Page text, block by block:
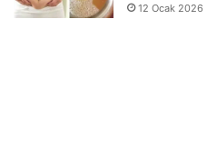
12 Ocak 2026